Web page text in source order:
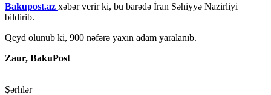
Bakupost.az xəbər verir ki, bu barədə İran Səhiyyə Nazirliyi
bildirib.
Qeyd olunub ki, 900 nəfərə yaxın adam yaralanıb.
Zaur, BakuPost
Şərhlər